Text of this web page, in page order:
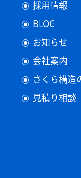
採用情報
BLOG
お知らせ
会社案内
さくら構造
見積り相談